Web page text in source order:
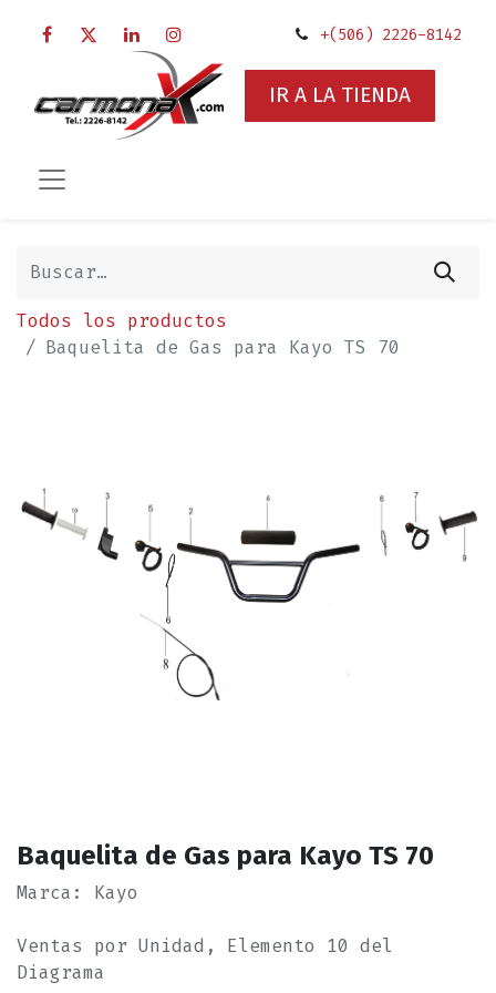
+(506) 2226-8142
IR A LA TIENDA
Todos los productos
Baquelita de Gas para Kayo TS 70
Baquelita de Gas para Kayo TS 70
Marca: Kayo
Ventas por Unidad, Elemento 10 del
Diagrama